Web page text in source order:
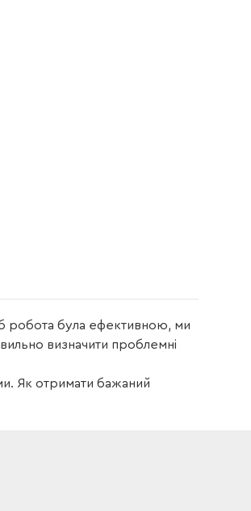
робота була ефективною, ми
визначити проблемні
Як отримати бажаний